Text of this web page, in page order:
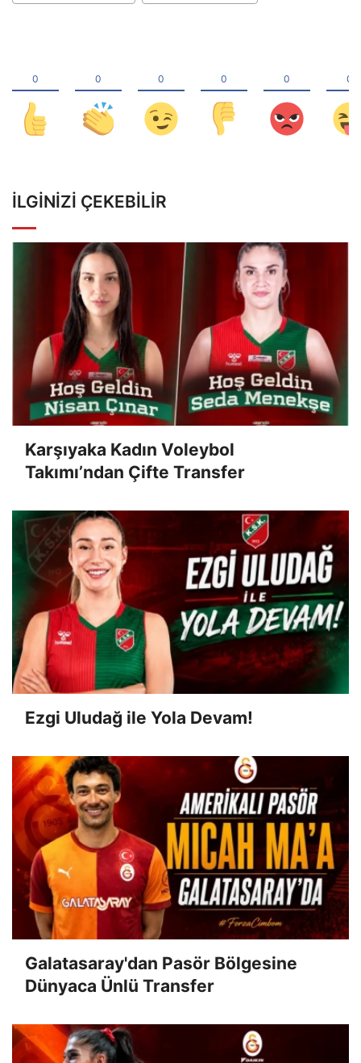
İLGINIZI ÇEKEBILIR
Karşıyaka Kadın Voleybol
Takımı’ndan Çifte Transfer
Ezgi Uludağ ile Yola Devam!
Galatasaray'dan Pasör Bölgesine
Dünyaca Ünlü Transfer